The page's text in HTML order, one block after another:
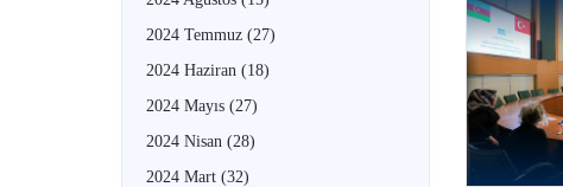
2024 Temmuz (27)
2024 Haziran (18)
2024 Mayıs (27)
2024 Nisan (28)
2024 Mart (32)